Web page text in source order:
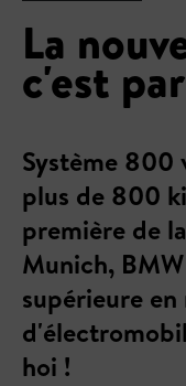
La
c'est
Système 800
plus de 800
première de
Munich,
supérieure
hoi !